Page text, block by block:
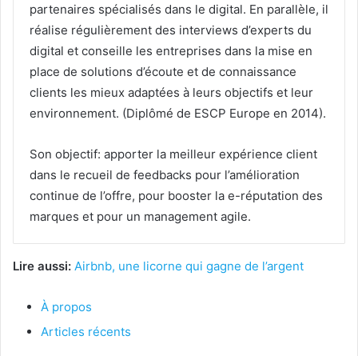
partenaires spécialisés dans le digital. En parallèle, il
réalise régulièrement des interviews d’experts du
digital et conseille les entreprises dans la mise en
place de solutions d’écoute et de connaissance
clients les mieux adaptées à leurs objectifs et leur
environnement. (Diplômé de ESCP Europe en 2014).
Son objectif: apporter la meilleur expérience client
dans le recueil de feedbacks pour l’amélioration
continue de l’offre, pour booster la e-réputation des
marques et pour un management agile.
Lire aussi: Airbnb, une licorne qui gagne de l’argent
À propos
Articles récents